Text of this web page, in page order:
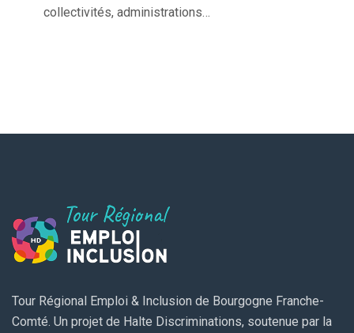
collectivités, administrations…
Tour Régional Emploi & Inclusion de Bourgogne Franche-
Comté. Un projet de Halte Discriminations, soutenue par la